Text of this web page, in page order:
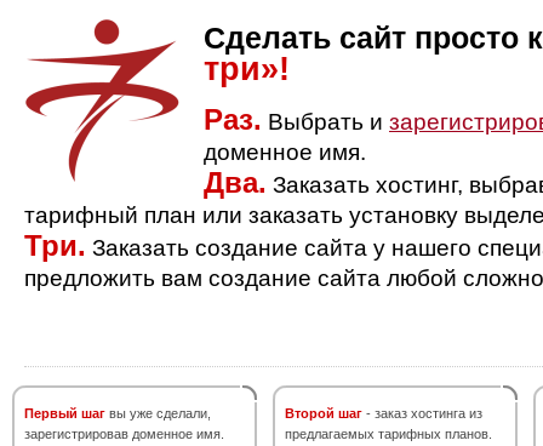
Сделать сайт просто
три»!
Раз. Выбрать и
доменное имя.
Два. Заказать хостинг,
тарифный план или заказать установку
Три. Заказать создание сайта у нашего
предложить вам создание сайта любой
Первый шаг вы уже сделали,
зарегистрировав доменное имя.
Второй шаг - заказ хостинга из
предлагаемых тарифных планов.